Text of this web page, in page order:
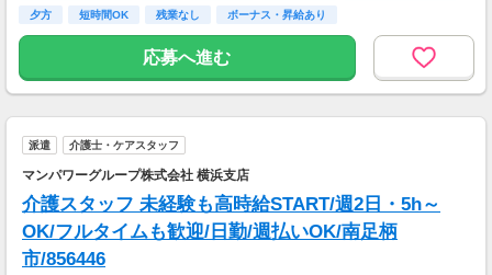
・日収(1,800*8)円（時給1,800円×8h）
※資格手当あり（時給50円～UP/資格の種類に
よって異なる）
支払方法：週払い
※週払いOK（規定あり）
→金曜日締め最短翌週火曜日にお給料GET♪
（稼働開始時は手続き完了次第となります）
夕方
短時間OK 残業なし ボーナス・昇給あり
応募へ進む
派遣 介護士・ケアスタッフ
マンパワーグループ株式会社 横浜支店
介護スタッフ 未経験も高時給START/週2日・5h～
OK/フルタイムも歓迎/日勤/週払いOK/南足柄
市/856446